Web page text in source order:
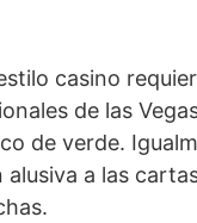
casino
de las
de verde.
a las